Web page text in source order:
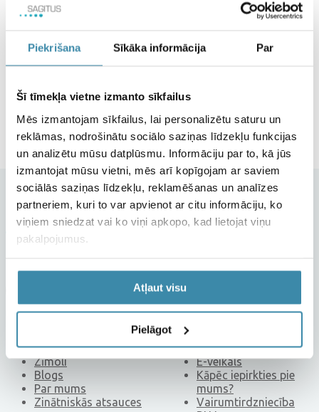
Piekrišana Sīkāka informācija Par
Šī tīmekļa vietne izmanto sīkfailus
Mēs izmantojam sīkfailus, lai personalizētu saturu un
reklāmas, nodrošinātu sociālo saziņas līdzekļu funkcijas
un analizētu mūsu datplūsmu. Informāciju par to, kā jūs
izmantojat mūsu vietni, mēs arī kopīgojam ar saviem
sociālās saziņas līdzekļu, reklamēšanas un analīzes
partneriem, kuri to var apvienot ar citu informāciju, ko
viņiem sniedzat vai ko viņi apkopo, kad lietojat viņu
pakalpojumus.
Atļaut visu
Pielāgot
Pieraksties un saņem jaunumus un akcijas e-pastā
Piesakoties jaunumu saņemšanai, piekrītu savu norādīto datu apstrādei,
Zīmoli
Blogs
Par mums
Zinātniskās atsauces
Iepērcies
E-veikals
Kāpēc iepirkties pie
mums?
Vairumtirdzniecība